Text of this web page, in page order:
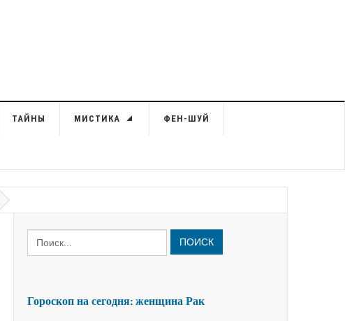
ТАЙНЫ МИСТИКА ФЕН-ШУЙ
ПОИСК
Гороскоп на сегодня: женщина Рак